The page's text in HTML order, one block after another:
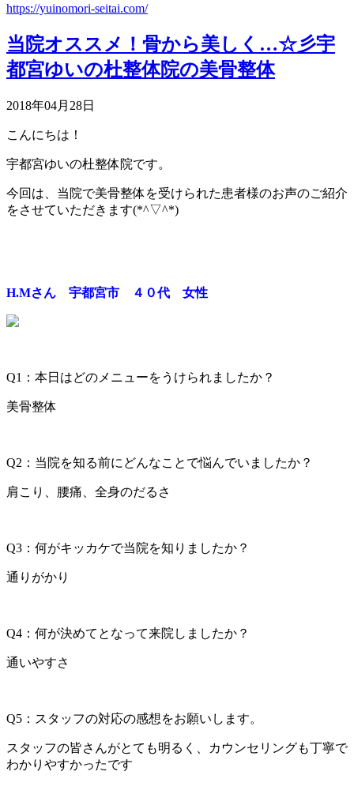
https://yuinomori-seitai.com/
当院オススメ！骨から美しく…☆彡宇
都宮ゆいの杜整体院の美骨整体
2018年04月28日
こんにちは！
宇都宮ゆいの杜整体院です。
今回は、当院で美骨整体を受けられた患者様のお声のご紹介
をさせていただきます(*^▽^*)
H.Mさん 宇都宮市 ４０代 女性
Q1：本日はどのメニューをうけられましたか？
美骨整体
Q2：当院を知る前にどんなことで悩んでいましたか？
肩こり、腰痛、全身のだるさ
Q3：何がキッカケで当院を知りましたか？
通りがかり
Q4：何が決めてとなって来院しましたか？
通いやすさ
Q5：スタッフの対応の感想をお願いします。
スタッフの皆さんがとても明るく、カウンセリングも丁寧で
わかりやすかったです